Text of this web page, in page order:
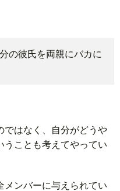
の彼氏を両親にバカに
ではなく、自分がどうや
うことも考えてやってい
メンバーに与えられてい